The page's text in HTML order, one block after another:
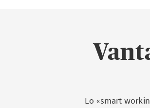
Lo «smart